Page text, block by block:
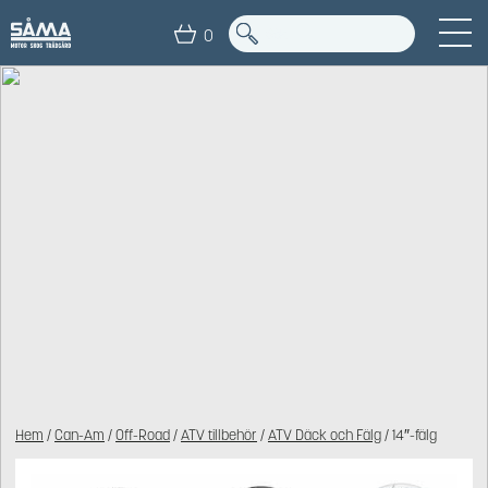
0
Hem /Can-Am /Off-Road/ATV tillbehör /ATV Däck och Fälg/ 14″-fälg